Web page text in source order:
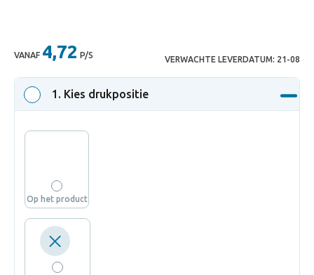
VANAF 4,72 P/S VERWACHTE LEVERDATUM: 21-08
1 . Kies drukpositie
Op het product